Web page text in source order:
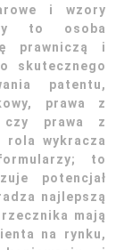
i wzory
to osoba
prawniczą i
skutecznego
patentu,
prawa z
czy prawa z
wykracza
to
potencjał
najlepszą
mają
na rynku,